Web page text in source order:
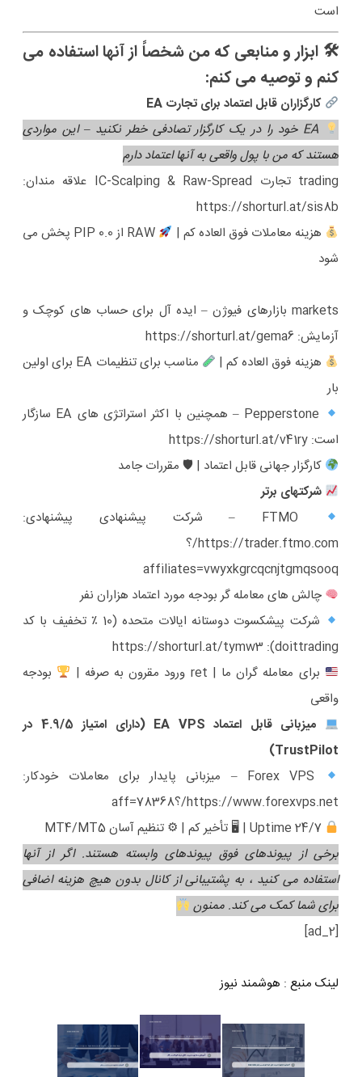
است
🛠 ابزار و منابعی که من شخصاً از آنها استفاده می
کنم و توصیه می کنم:
کارگزاران قابل اعتماد برای تجارت EA
EA خود را در یک کارگزار تصادفی خطر نکنید – این مواردی
هستند که من با پول واقعی به آنها اعتماد دارم
trading تجارت IC-Scalping & Raw-Spread علاقه مندان:
https://shorturl.at/sis8b
هزینه معاملات فوق العاده کم |
RAW از 0.0 PIP پخش می
شود
markets بازارهای فیوژن – ایده آل برای حساب های کوچک و
آزمایش: https://shorturl.at/gema6
هزینه فوق العاده کم |
مناسب برای تنظیمات EA برای اولین
بار
Pepperstone – همچنین با اکثر استراتژی های EA سازگار
است: https://shorturl.at/v41ry
کارگزار جهانی قابل اعتماد | 🛡 مقررات جامد
شرکتهای برتر
https://trader.ftmo.com/؟
affiliates=vwyxkgrcqcnjtgmqsooq
چالش های معامله گر بودجه مورد اعتماد هزاران نفر
شرکت پیشکسوت دوستانه ایالات متحده (10 ٪ تخفیف با کد
doittrading):
https://shorturl.at/tymw3
برای معامله گران ما | ret ورود مقرون به صرفه |
بودجه
واقعی
میزبانی قابل اعتماد EA VPS (دارای امتیاز 4.9/5 در
TrustPilot)
https://www.forexvps.net/؟aff=78368
برخی از پیوندهای فوق پیوندهای وابسته هستند. اگر از آنها
استفاده می کنید ، به پشتیبانی از کانال بدون هیچ هزینه اضافی
برای شما کمک می کند. ممنون
[ad_2]
لینک منبع : هوشمند نیوز